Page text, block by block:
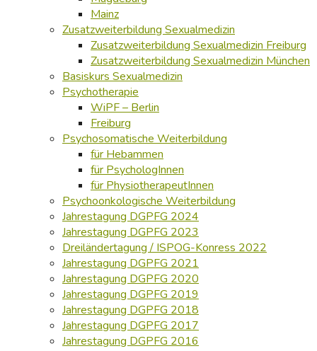
Mainz
Zusatzweiterbildung Sexualmedizin
Zusatzweiterbildung Sexualmedizin Freiburg
Zusatzweiterbildung Sexualmedizin München
Basiskurs Sexualmedizin
Psychotherapie
WiPF – Berlin
Freiburg
Psychosomatische Weiterbildung
für Hebammen
für PsychologInnen
für PhysiotherapeutInnen
Psychoonkologische Weiterbildung
Jahrestagung DGPFG 2024
Jahrestagung DGPFG 2023
Dreiländertagung / ISPOG-Konress 2022
Jahrestagung DGPFG 2021
Jahrestagung DGPFG 2020
Jahrestagung DGPFG 2019
Jahrestagung DGPFG 2018
Jahrestagung DGPFG 2017
Jahrestagung DGPFG 2016